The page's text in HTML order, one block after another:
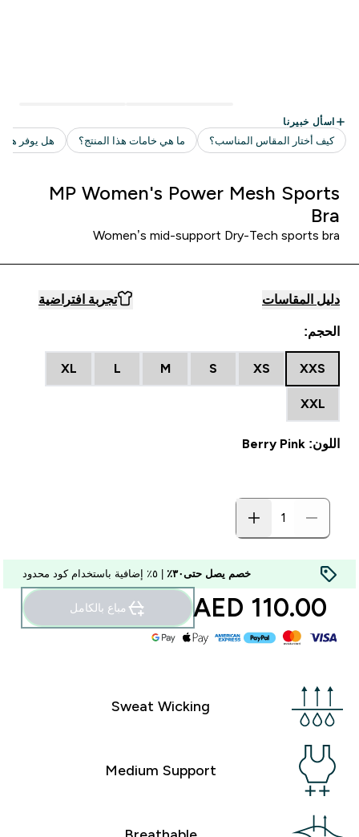
MP Women's Power Mesh Sports
Bra
Women’s mid-support Dry-Tech sports bra
دليل المقاسات تجربة افتراضية
الحجم:
XXS
XS
S
M
L
XL
XXL
اللون: Berry Pink
خصم يصل حتى٣٠٪
110.00 AED‎ مباع بالكامل
Sweat Wicking
Medium Support